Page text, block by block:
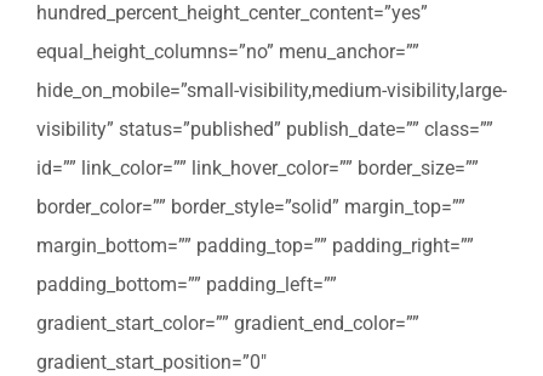
hundred_percent_height_center_content=”yes”
equal_height_columns=”no” menu_anchor=””
hide_on_mobile=”small-visibility,medium-visibility,large-
visibility” status=”published” publish_date=”” class=””
id=”” link_color=”” link_hover_color=”” border_size=””
border_color=”” border_style=”solid” margin_top=””
margin_bottom=”” padding_top=”” padding_right=””
padding_bottom=”” padding_left=””
gradient_start_color=”” gradient_end_color=””
gradient_start_position=”0″